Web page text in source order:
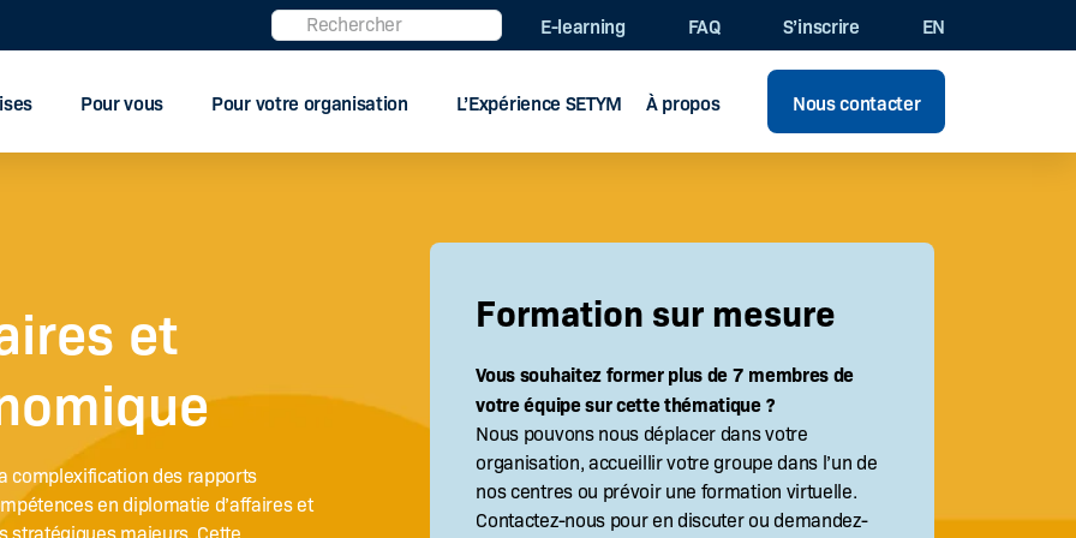
Rechercher E-learning FAQ S’inscrire EN
Pour vous Pour votre organisation L’Expérience SETYM À propos Nous contacter
et
complexification des rapports
en diplomatie d’affaires et
stratégiques majeurs. Cette
Formation sur mesure
Vous souhaitez former plus de 7 membres de
votre équipe sur cette thématique ?
Nous pouvons nous déplacer dans votre
organisation, accueillir votre groupe dans l’un de
nos centres ou prévoir une formation virtuelle.
Contactez-nous pour en discuter ou demandez-